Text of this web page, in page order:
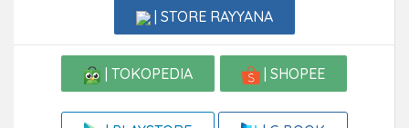
| STORE RAYYANA
| TOKOPEDIA | SHOPEE